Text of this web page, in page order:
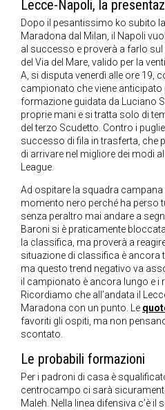
Lecce-Napoli, la
Dopo il pesantissimo ko subito
Maradona dal Milan, il Napoli
al successo e proverà a farlo
del Via del Mare, valido per la
A, si disputa venerdì alle ore 19,
campionato che viene anticipato
formazione guidata da Luciano
proprie mani e si tratta solo di
del terzo Scudetto. Contro i
successo di fila in trasferta, che
di arrivare nel migliore dei modi
League.
Ad ospitare la squadra campana
momento nero perché ha perso
senza peraltro mai andare a
Baroni si è praticamente
la classifica, ma proverà a
situazione di classifica è ancora
ma questo trend negativo va
il campionato è ancora lungo e i
Ricordiamo che all’andata il
Maradona con un punto. Le
favoriti gli ospiti, ma non
scontato.
Le probabili formazioni
Per i padroni di casa è
centrocampo ci sarà
Maleh. Nella linea difensiva c’è